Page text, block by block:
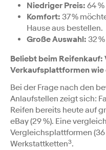
Niedriger Preis: 64
Komfort: 37 %
Hause aus bestellen.
Große Auswahl: 32
Beliebt beim
Verkaufsplattformen wie
Bei der Frage nach den
Anlaufstellen zeigt sich:
Reifen bereits heute auf
eBay (29 %). Eine
Vergleichsplattformen
Werkstattketten3.